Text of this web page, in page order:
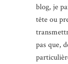
blog, je
tête ou
pas que,